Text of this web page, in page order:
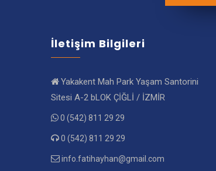
İletişim Bilgileri
Yakakent Mah Park Yaşam Santorini
Sitesi A-2 bLOK ÇİĞLİ / İZMİR
0 (542) 811 29 29
0 (542) 811 29 29
info.fatihayhan@gmail.com